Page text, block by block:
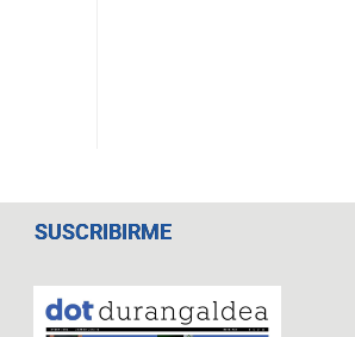
SUSCRIBIRME